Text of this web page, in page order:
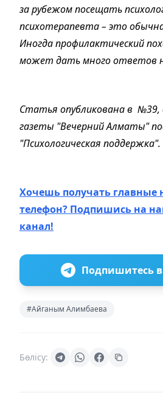
за рубежом посещать
психотерапевта – это
Иногда профилактический
может дать много ответов
Статья опубликована в №39,
газеты "Вечерний Алматы"
"Психологическая поддержка".
Хочешь получать главные
телефон? Подпишись на
канал!
Подпишитесь в
#Айганым Алимбаева
Бөлісу: